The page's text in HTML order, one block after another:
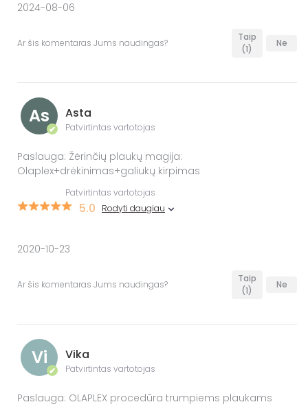
2024-08-06
Ar šis komentaras Jums naudingas?
Taip
(1)
Ne
As
✔
Asta
Patvirtintas vartotojas
Paslauga: Žėrinčių plaukų magija:
Olaplex+drėkinimas+galiukų kirpimas
Patvirtintas vartotojas
5.0 Rodyti daugiau
2020-10-23
Ar šis komentaras Jums naudingas?
Taip
(1)
Ne
Vi
✔
Vika
Patvirtintas vartotojas
Paslauga: OLAPLEX procedūra trumpiems plaukams